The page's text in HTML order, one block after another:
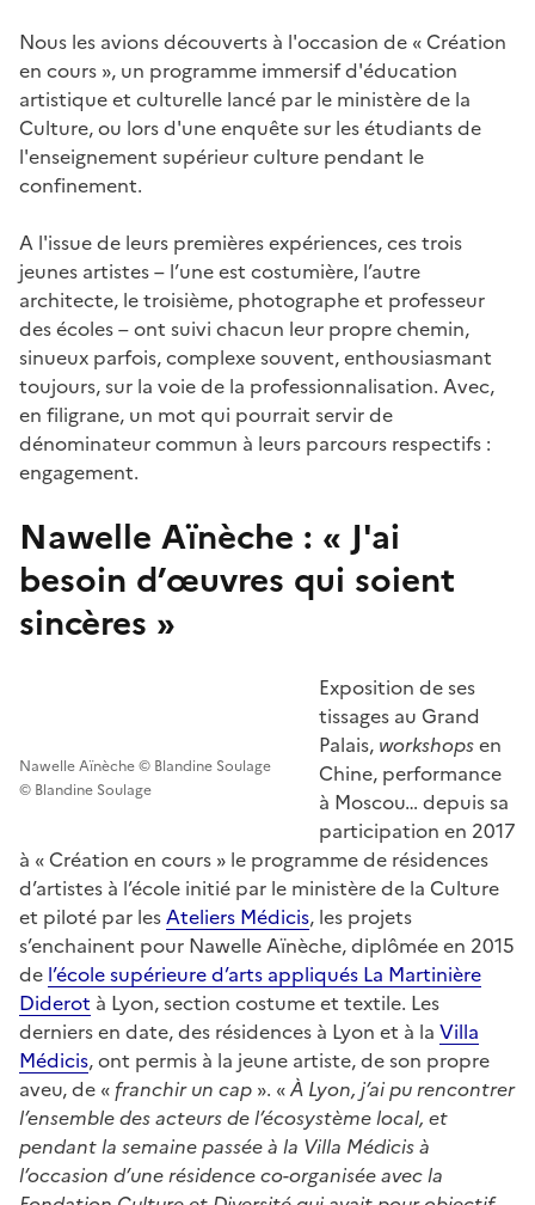
Nous les avions découverts à l'occasion de « Création
en cours », un programme immersif d'éducation
artistique et culturelle lancé par le ministère de la
Culture, ou lors d'une enquête sur les étudiants de
l'enseignement supérieur culture pendant le
confinement.
A l'issue de leurs premières expériences, ces trois
jeunes artistes – l’une est costumière, l’autre
architecte, le troisième, photographe et professeur
des écoles – ont suivi chacun leur propre chemin,
sinueux parfois, complexe souvent, enthousiasmant
toujours, sur la voie de la professionnalisation. Avec,
en filigrane, un mot qui pourrait servir de
dénominateur commun à leurs parcours respectifs :
engagement.
Nawelle Aïnèche : « J'ai
besoin d’œuvres qui soient
sincères »
Nawelle Aïnèche © Blandine Soulage
© Blandine Soulage
Exposition de ses
tissages au Grand
Palais, workshopsen
Chine, performance
à Moscou… depuis sa
participation en 2017
à « Création en cours » le programme de résidences
d’artistes à l’école initié par le ministère de la Culture
et piloté par lesAteliers Médicis, les projets
s’enchainent pour Nawelle Aïnèche, diplômée en 2015
de l’école supérieure d’arts appliqués La Martinière
Diderot à Lyon, section costume et textile. Les
derniers en date, des résidences à Lyon et à la Villa
Médicis, ont permis à la jeune artiste, de son propre
aveu, de « franchir un cap ». «À Lyon, j’ai pu rencontrer
l’ensemble des acteurs de l’écosystème local, et
pendant la semaine passée à la Villa Médicis à
l’occasion d’une résidence co-organisée avec la